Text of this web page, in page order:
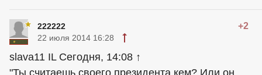
222222 +2
22 июля 2014 16:28
slava11 IL Сегодня, 14:08 ↑